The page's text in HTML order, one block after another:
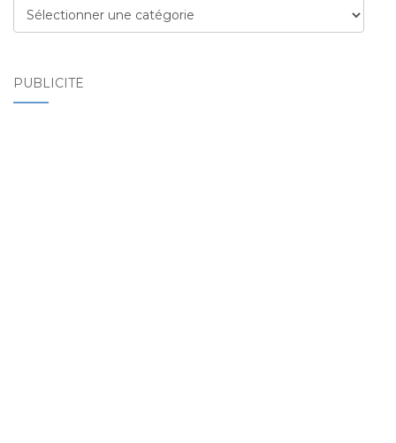
Destinations
PUBLICITÉ